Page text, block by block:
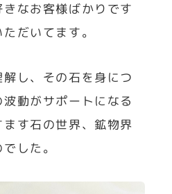
なお客様ばかりです
だいてます。
し、その石を身につ
動がサポートになる
す石の世界、鉱物界
した。